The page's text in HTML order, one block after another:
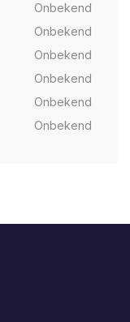
Onbekend
Onbekend
Onbekend
Onbekend
Onbekend
Onbekend